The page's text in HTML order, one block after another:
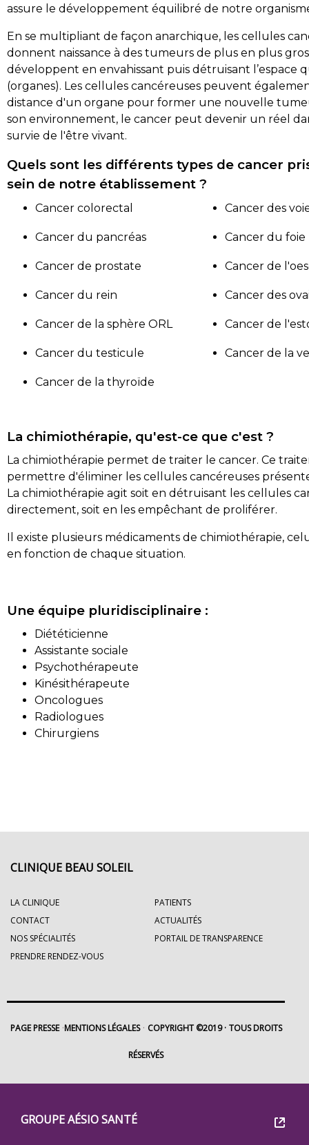
assure le développement équilibré de notre
En se multipliant de façon anarchique, les cellules
donnent naissance à des tumeurs de plus en plus
développent en envahissant puis détruisant l’espace
(organes). Les cellules cancéreuses peuvent
distance d'un organe pour former une nouvelle
son environnement, le cancer peut devenir un réel
survie de l'être vivant.
Quels sont les différents types de cancer
sein de notre établissement ?
Cancer colorectal Cancer des
Cancer du pancréas Cancer du foie
Cancer de prostate Cancer de
Cancer du rein Cancer des
Cancer de la sphère ORL Cancer de
Cancer du testicule Cancer de la
Cancer de la thyroïde
La chimiothérapie, qu'est-ce que c'est ?
La chimiothérapie permet de traiter le cancer. Ce
permettre d'éliminer les cellules cancéreuses
La chimiothérapie agit soit en détruisant les cellules
directement, soit en les empêchant de proliférer.
Il existe plusieurs médicaments de chimiothérapie,
en fonction de chaque situation.
Une équipe pluridisciplinaire :
Diététicienne
Assistante sociale
Psychothérapeute
Kinésithérapeute
Oncologues
Radiologues
Chirurgiens
Groupe
GROUPE AÉSIO SANTÉ
CLINIQUE BEAU SOLEIL
LA CLINIQUE
PATIENTS
CONTACT
ACTUALITÉS
NOS SPÉCIALITÉS
PORTAIL DE TRANSPARENCE
PRENDRE RENDEZ-VOUS
PAGE PRESSE MENTIONS LÉGALES COPYRIGHT ©2019 TOUS DROITS
RÉSERVÉS